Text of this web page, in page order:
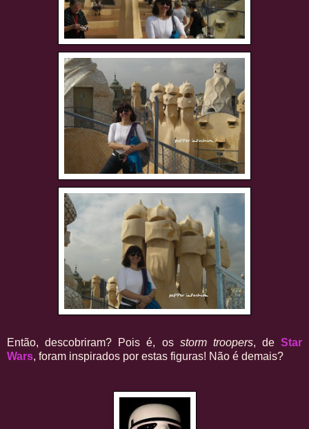
Então, descobriram? Pois é, os storm troopers, de Star
Wars, foram inspirados por estas figuras! Não é demais?